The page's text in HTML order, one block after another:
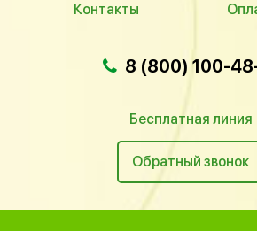
Контакты
8 (800) 100-
Бесплатная линия
Обратный звонок